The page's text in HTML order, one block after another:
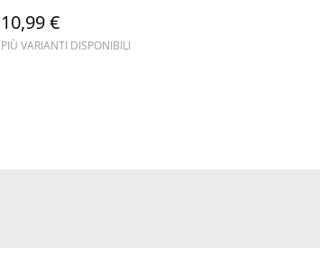
10,99 €
PIÙ VARIANTI DISPONIBILI